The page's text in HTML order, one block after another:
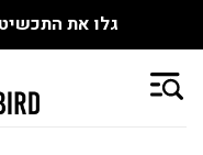
גלו את